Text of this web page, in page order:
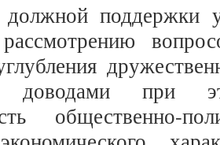
поддержки
доводами при
общественно-